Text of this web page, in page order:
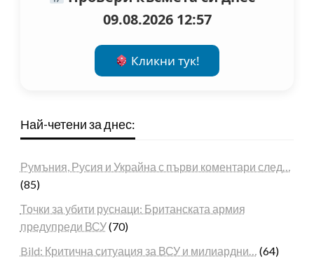
09.08.2026 12:57
Кликни тук!
Най-четени за днес:
Румъния, Русия и Украйна с първи коментари след…
(85)
Точки за убити руснаци: Британската армия
предупреди ВСУ(70)
Bild: Критична ситуация за ВСУ и милиардни… (64)